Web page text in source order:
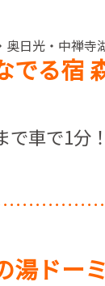
日光・中禅寺
でる宿
で車で1分
湯ドー